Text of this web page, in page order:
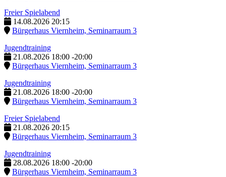
Freier Spielabend
14.08.2026 20:15
Bürgerhaus Viernheim, Seminarraum 3
Jugendtraining
21.08.2026 18:00 -20:00
Bürgerhaus Viernheim, Seminarraum 3
Jugendtraining
21.08.2026 18:00 -20:00
Bürgerhaus Viernheim, Seminarraum 3
Freier Spielabend
21.08.2026 20:15
Bürgerhaus Viernheim, Seminarraum 3
Jugendtraining
28.08.2026 18:00 -20:00
Bürgerhaus Viernheim, Seminarraum 3